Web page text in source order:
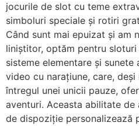
jocurile de slot cu teme
simboluri speciale și rotiri
Când sunt mai epuizat și am
liniștitor, optăm pentru
sisteme elementare și sunete
video cu narațiune, care,
întregul unei unicii pauze,
aventuri. Aceasta abilitate de
de dispoziție personalizează